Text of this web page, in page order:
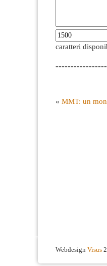
caratteri
« MMT: un
Webdesign Visus